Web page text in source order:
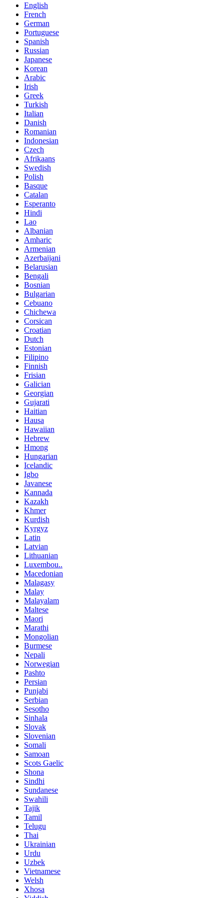
English
French
German
Portuguese
Spanish
Russian
Japanese
Korean
Arabic
Irish
Greek
Turkish
Italian
Danish
Romanian
Indonesian
Czech
Afrikaans
Swedish
Polish
Basque
Catalan
Esperanto
Hindi
Lao
Albanian
Amharic
Armenian
Azerbaijani
Belarusian
Bengali
Bosnian
Bulgarian
Cebuano
Chichewa
Corsican
Croatian
Dutch
Estonian
Filipino
Finnish
Frisian
Galician
Georgian
Gujarati
Haitian
Hausa
Hawaiian
Hebrew
Hmong
Hungarian
Icelandic
Igbo
Javanese
Kannada
Kazakh
Khmer
Kurdish
Kyrgyz
Latin
Latvian
Lithuanian
Luxembou..
Macedonian
Malagasy
Malay
Malayalam
Maltese
Maori
Marathi
Mongolian
Burmese
Nepali
Norwegian
Pashto
Persian
Punjabi
Serbian
Sesotho
Sinhala
Slovak
Slovenian
Somali
Samoan
Scots Gaelic
Shona
Sindhi
Sundanese
Swahili
Tajik
Tamil
Telugu
Thai
Ukrainian
Urdu
Uzbek
Vietnamese
Welsh
Xhosa